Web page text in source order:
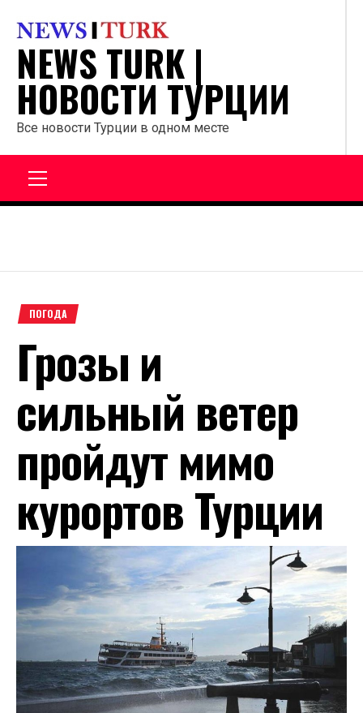
содержанию
NEWS TURK |
НОВОСТИ ТУРЦИИ
Все новости Турции в одном месте
ПОГОДА
Грозы и
сильный ветер
пройдут мимо
курортов Турции